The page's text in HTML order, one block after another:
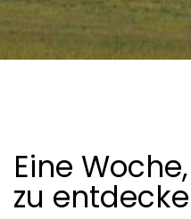
Eine
zu